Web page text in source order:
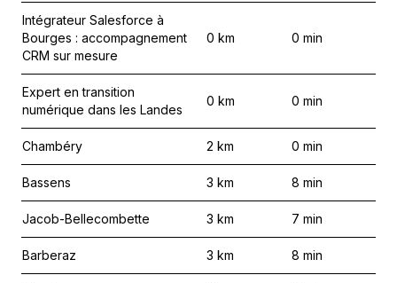
Intégrateur Salesforce à
Bourges : accompagnement
CRM sur mesure
0 km 0 min
Expert en transition
numérique dans les Landes
0 km 0 min
Chambéry 2 km 0 min
Bassens 3 km 8 min
Jacob-Bellecombette 3 km 7 min
Barberaz 3 km 8 min